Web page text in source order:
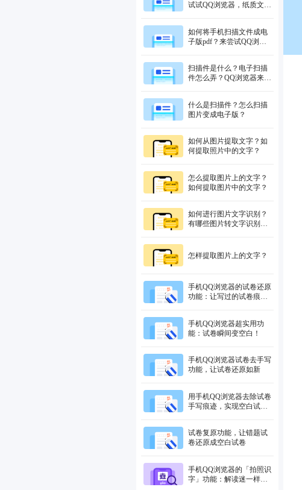
试试QQ浏览器，纸质文件
如何将手机扫描文件成电
子版pdf？来尝试QQ浏览
扫描件是什么？电子扫描
件怎么弄？QQ浏览器来解
什么是扫描件？怎么扫描
图片变成电子版？
如何从图片提取文字？如
何提取照片中的文字？
怎么提取图片上的文字？
如何提取图片中的文字？
如何进行图片文字识别？
有哪些图片转文字识别软
怎样提取图片上的文字？
手机QQ浏览器的试卷还原
功能：让写过的试卷痕迹
手机QQ浏览器超实用功
能：试卷瞬间变空白！
手机QQ浏览器试卷去手写
功能，让试卷还原如新
用手机QQ浏览器去除试卷
手写痕迹，实现空白试卷
试卷复原功能，让错题试
卷还原成空白试卷
手机QQ浏览器的「拍照识
字」功能：解读迷一样的